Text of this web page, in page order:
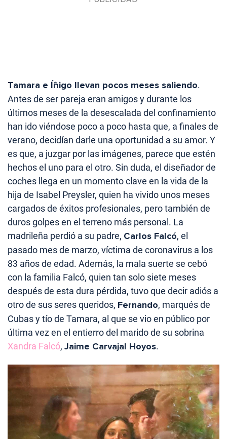
Tamara e Íñigo llevan pocos meses saliendo.
Antes de ser pareja eran amigos y durante los
últimos meses de la desescalada del confinamiento
han ido viéndose poco a poco hasta que, a finales de
verano, decidían darle una oportunidad a su amor. Y
es que, a juzgar por las imágenes, parece que estén
hechos el uno para el otro. Sin duda, el diseñador de
coches llega en un momento clave en la vida de la
hija de Isabel Preysler, quien ha vivido unos meses
cargados de éxitos profesionales, pero también de
duros golpes en el terreno más personal. La
madrileña perdió a su padre, Carlos Falcó, el
pasado mes de marzo, víctima de coronavirus a los
83 años de edad. Además, la mala suerte se cebó
con la familia Falcó, quien tan solo siete meses
después de esta dura pérdida, tuvo que decir adiós a
otro de sus seres queridos, Fernando, marqués de
Cubas y tío de Tamara, al que se vio en público por
última vez en el entierro del marido de su sobrina
Xandra Falcó, Jaime Carvajal Hoyos.